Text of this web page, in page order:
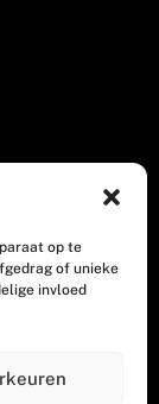
op te
of unieke
invloed